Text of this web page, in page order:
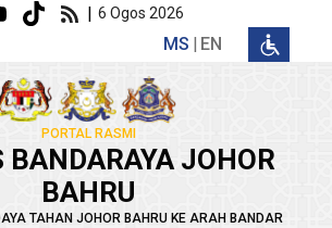
utama | 6 Ogos 2026
MS EN
PORTAL RASMI
JOHOR
BAHRU
TAHAN JOHOR BAHRU KE ARAH BANDAR